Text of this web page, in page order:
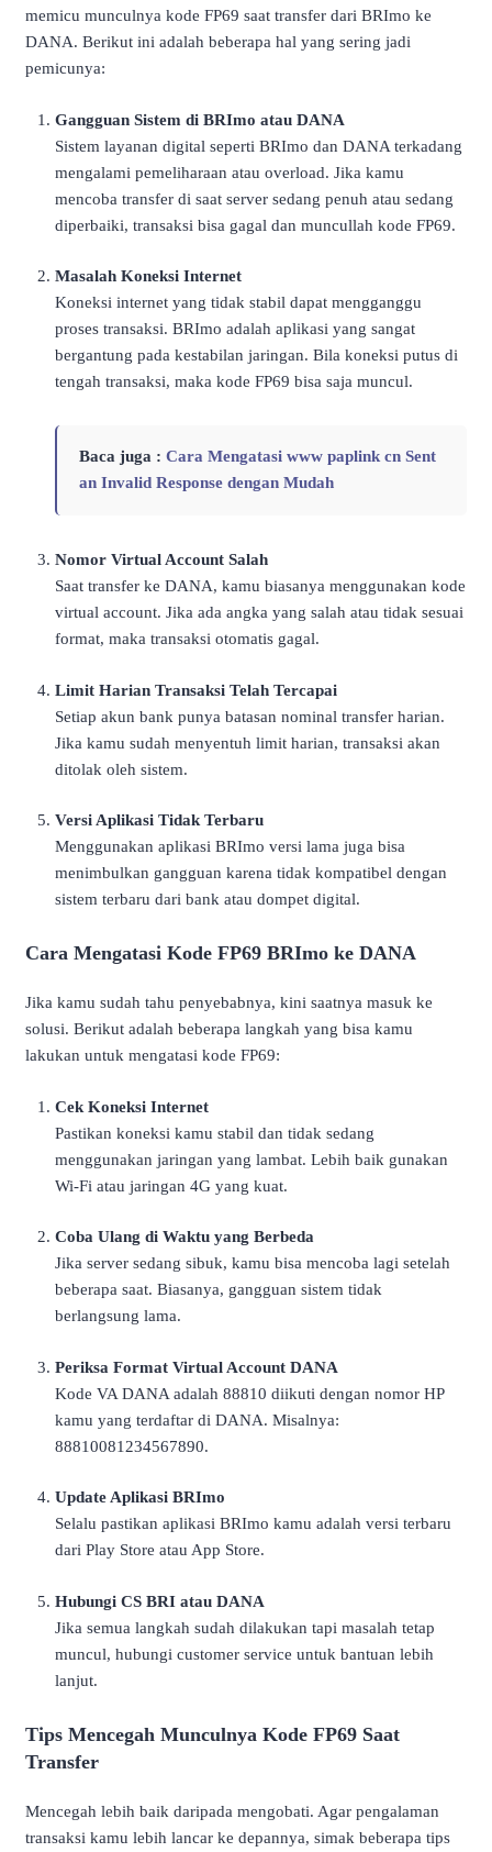
memicu munculnya kode FP69 saat transfer dari BRImo ke
DANA. Berikut ini adalah beberapa hal yang sering jadi
pemicunya:
Gangguan Sistem di BRImo atau DANA
Sistem layanan digital seperti BRImo dan DANA terkadang
mengalami pemeliharaan atau overload. Jika kamu
mencoba transfer di saat server sedang penuh atau sedang
diperbaiki, transaksi bisa gagal dan muncullah kode FP69.
Masalah Koneksi Internet
Koneksi internet yang tidak stabil dapat mengganggu
proses transaksi. BRImo adalah aplikasi yang sangat
bergantung pada kestabilan jaringan. Bila koneksi putus di
tengah transaksi, maka kode FP69 bisa saja muncul.
Baca juga :Cara Mengatasi www paplink cn Sent
an Invalid Response dengan Mudah
Nomor Virtual Account Salah
Saat transfer ke DANA, kamu biasanya menggunakan kode
virtual account. Jika ada angka yang salah atau tidak sesuai
format, maka transaksi otomatis gagal.
Limit Harian Transaksi Telah Tercapai
Setiap akun bank punya batasan nominal transfer harian.
Jika kamu sudah menyentuh limit harian, transaksi akan
ditolak oleh sistem.
Versi Aplikasi Tidak Terbaru
Menggunakan aplikasi BRImo versi lama juga bisa
menimbulkan gangguan karena tidak kompatibel dengan
sistem terbaru dari bank atau dompet digital.
Cara Mengatasi Kode FP69 BRImo ke DANA
Jika kamu sudah tahu penyebabnya, kini saatnya masuk ke
solusi. Berikut adalah beberapa langkah yang bisa kamu
lakukan untuk mengatasi kode FP69:
Cek Koneksi Internet
Pastikan koneksi kamu stabil dan tidak sedang
menggunakan jaringan yang lambat. Lebih baik gunakan
Wi-Fi atau jaringan 4G yang kuat.
Coba Ulang di Waktu yang Berbeda
Jika server sedang sibuk, kamu bisa mencoba lagi setelah
beberapa saat. Biasanya, gangguan sistem tidak
berlangsung lama.
Periksa Format Virtual Account DANA
Kode VA DANA adalah 88810 diikuti dengan nomor HP
kamu yang terdaftar di DANA. Misalnya:
88810081234567890.
Update Aplikasi BRImo
Selalu pastikan aplikasi BRImo kamu adalah versi terbaru
dari Play Store atau App Store.
Hubungi CS BRI atau DANA
Jika semua langkah sudah dilakukan tapi masalah tetap
muncul, hubungi customer service untuk bantuan lebih
lanjut.
Tips Mencegah Munculnya Kode FP69 Saat
Transfer
Mencegah lebih baik daripada mengobati. Agar pengalaman
transaksi kamu lebih lancar ke depannya, simak beberapa tips